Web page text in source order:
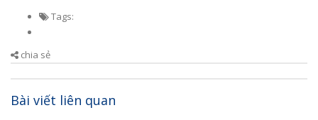
Tags:
chia sẻ
Bài viết liên quan